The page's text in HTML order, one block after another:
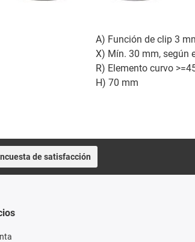
A) Función de clip 3
X) Mín. 30 mm, según
R) Elemento curvo
H) 70 mm
de satisfacción